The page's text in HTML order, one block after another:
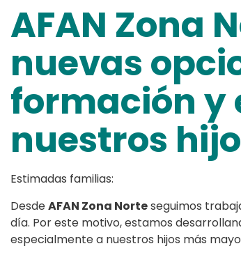
AFAN Zona
nuevas
formación y
nuestros
Estimadas familias:
DesdeAFAN Zona Norteseguimos
día. Por este motivo, estamos
especialmente a nuestros hijos más